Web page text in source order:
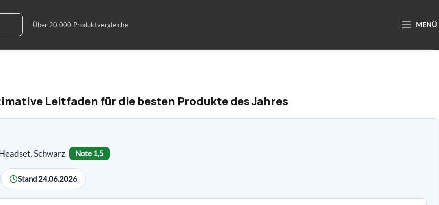
Leitfaden für die besten Produkte des Jahres
Schwarz Note 1,5
Stand 24.06.2026